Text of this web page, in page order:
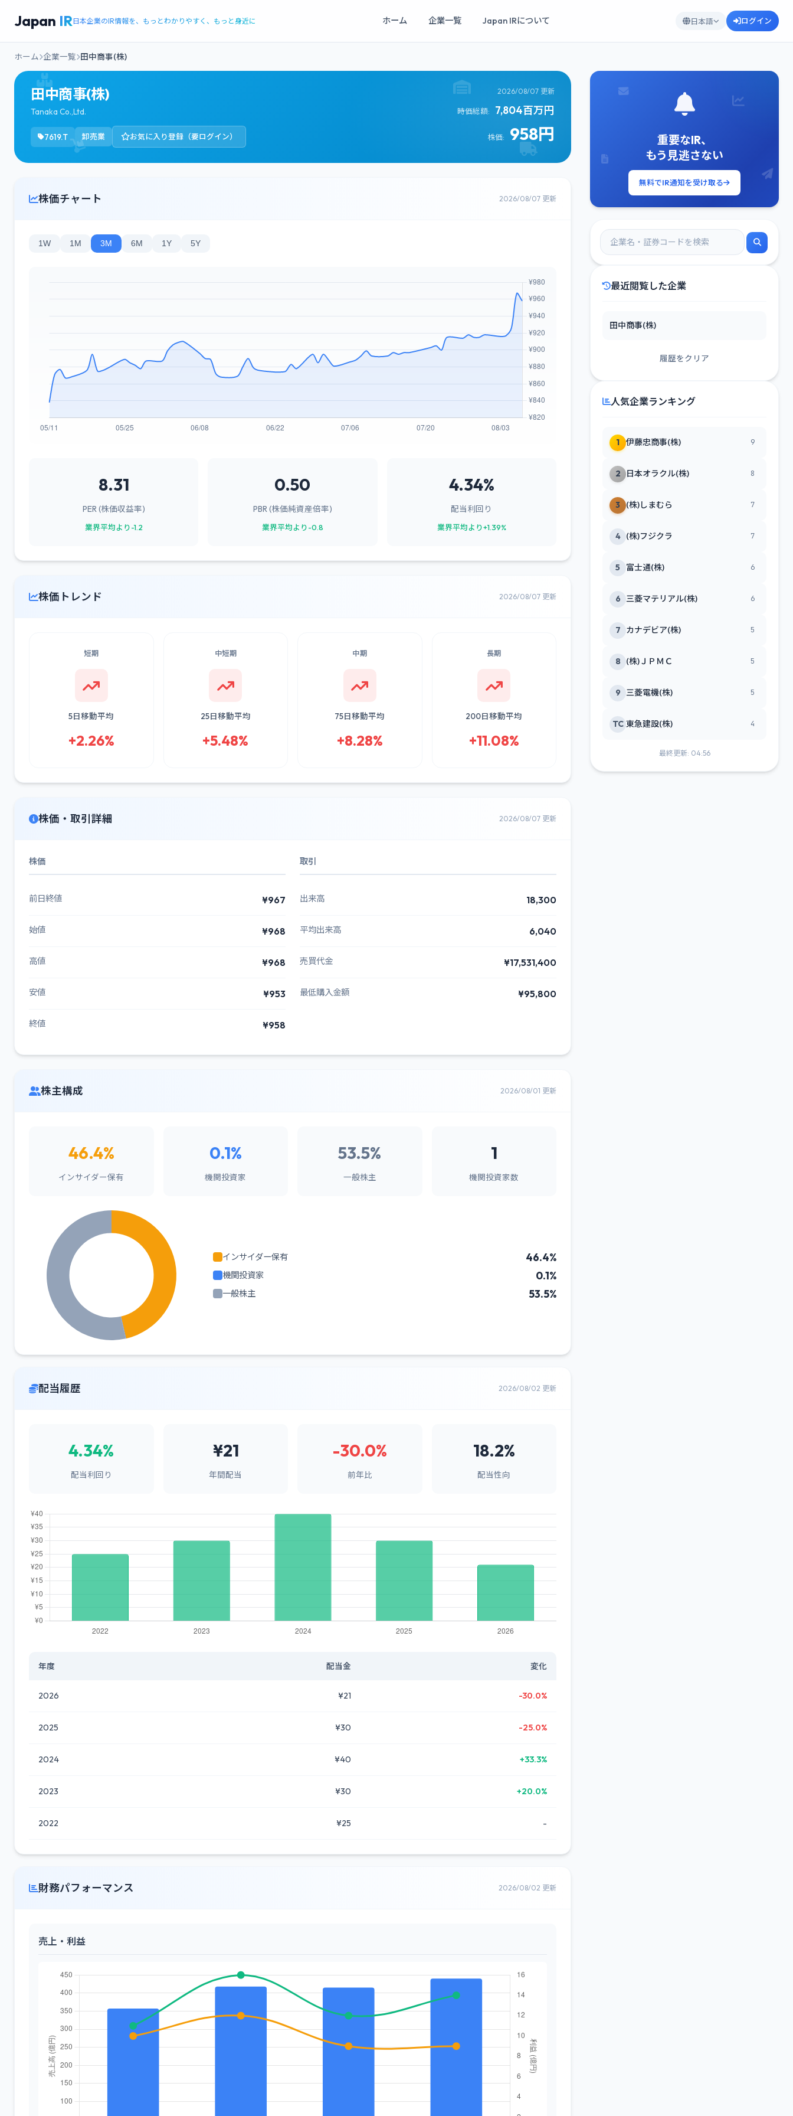
Japan IR日本企業のIR情報を、もっとわかりやすく、もっと身近に ホーム 企業一覧 Japan IRについて 日本語 ログイン
ホーム 企業一覧 田中商事(株)
田中商事(株)
Tanaka Co.,Ltd.
7619.T 卸売業 お気に入り登録（要ログイン）
2026/08/07 更新
時価総額: 7,804百万円
株価: 958円
株価チャート 2026/08/07 更新
1W 1M 3M 6M 1Y 5Y
8.31
PER (株価収益率)
業界平均より-1.2
0.50
PBR (株価純資産倍率)
業界平均より-0.8
4.34%
配当利回り
業界平均より+1.39%
株価トレンド 2026/08/07 更新
短期
5日移動平均
+2.26%
中短期
25日移動平均
+5.48%
中期
75日移動平均
+8.28%
長期
200日移動平均
+11.08%
株価・取引詳細 2026/08/07 更新
株価
前日終値 ¥967
始値 ¥968
高値 ¥968
安値 ¥953
終値 ¥958
取引
出来高 18,300
平均出来高 6,040
売買代金 ¥17,531,400
最低購入金額 ¥95,800
株主構成 2026/08/01 更新
46.4%
インサイダー保有
0.1%
機関投資家
53.5%
一般株主
1
機関投資家数
インサイダー保有 46.4%
機関投資家 0.1%
一般株主 53.5%
配当履歴 2026/08/02 更新
4.34%
配当利回り
¥21
年間配当
-30.0%
前年比
18.2%
配当性向
年度 配当金 変化
2026 ¥21 -30.0%
2025 ¥30 -25.0%
2024 ¥40 +33.3%
2023 ¥30 +20.0%
2022 ¥25 -
財務パフォーマンス 2026/08/02 更新
売上・利益
重要なIR、
もう見逃さない
無料でIR通知を受け取る
最近閲覧した企業
田中商事(株)
履歴をクリア
人気企業ランキング
1 伊藤忠商事(株) 9
2 日本オラクル(株) 8
3 (株)しまむら 7
4 (株)フジクラ 7
5 富士通(株) 6
6 三菱マテリアル(株) 6
7 カナデビア(株) 5
8 (株)ＪＰＭＣ 5
9 三菱電機(株) 5
TC 東急建設(株) 4
最終更新: 04:56